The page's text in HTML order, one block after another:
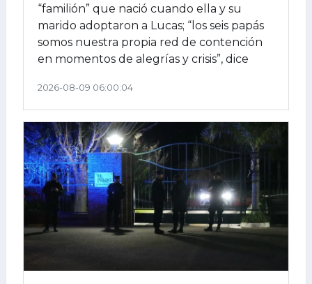
“familión” que nació cuando ella y su
marido adoptaron a Lucas; “los seis papás
somos nuestra propia red de contención
en momentos de alegrías y crisis”, dice
2026-08-09 06:00:04